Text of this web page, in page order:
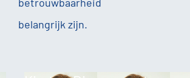
belangrijk zijn.